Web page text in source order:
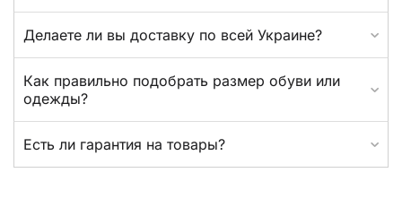
Делаете ли вы доставку по всей Украине?
Как правильно подобрать размер обуви или
одежды?
Есть ли гарантия на товары?